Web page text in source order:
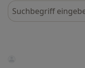
Bewertungen